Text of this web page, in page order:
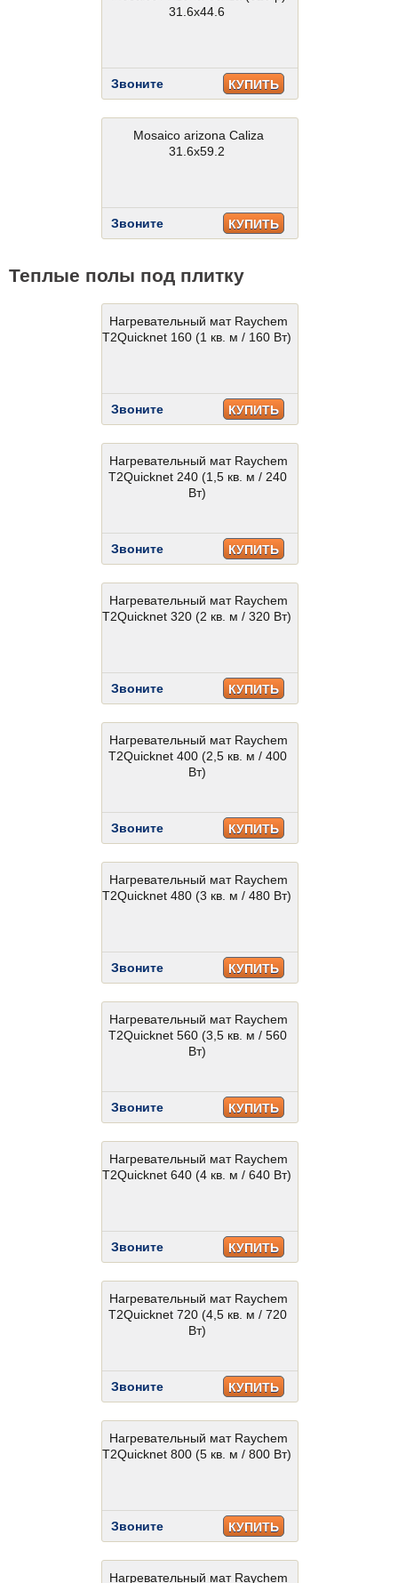
31.6x44.6
Звоните КУПИТЬ
Mosaico arizona Caliza
31.6x59.2
Звоните КУПИТЬ
Теплые полы под плитку
Нагревательный мат Raychem
T2Quicknet 160 (1 кв. м / 160 Вт)
Звоните КУПИТЬ
Нагревательный мат Raychem
T2Quicknet 240 (1,5 кв. м / 240
Вт)
Звоните КУПИТЬ
Нагревательный мат Raychem
T2Quicknet 320 (2 кв. м / 320 Вт)
Звоните КУПИТЬ
Нагревательный мат Raychem
T2Quicknet 400 (2,5 кв. м / 400
Вт)
Звоните КУПИТЬ
Нагревательный мат Raychem
T2Quicknet 480 (3 кв. м / 480 Вт)
Звоните КУПИТЬ
Нагревательный мат Raychem
T2Quicknet 560 (3,5 кв. м / 560
Вт)
Звоните КУПИТЬ
Нагревательный мат Raychem
T2Quicknet 640 (4 кв. м / 640 Вт)
Звоните КУПИТЬ
Нагревательный мат Raychem
T2Quicknet 720 (4,5 кв. м / 720
Вт)
Звоните КУПИТЬ
Нагревательный мат Raychem
T2Quicknet 800 (5 кв. м / 800 Вт)
Звоните КУПИТЬ
Нагревательный мат Raychem